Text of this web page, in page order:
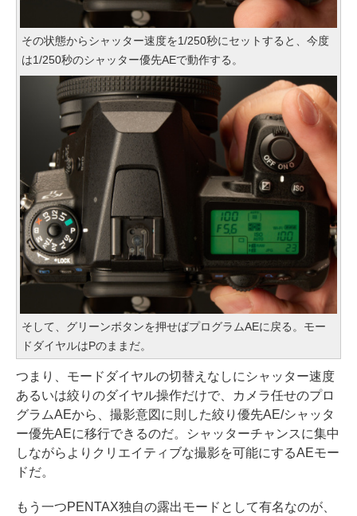
その状態からシャッター速度を1/250秒にセットすると、今度
は1/250秒のシャッター優先AEで動作する。
そして、グリーンボタンを押せばプログラムAEに戻る。モー
ドダイヤルはPのままだ。
つまり、モードダイヤルの切替えなしにシャッター速度
あるいは絞りのダイヤル操作だけで、カメラ任せのプロ
グラムAEから、撮影意図に則した絞り優先AE/シャッタ
ー優先AEに移行できるのだ。シャッターチャンスに集中
しながらよりクリエイティブな撮影を可能にするAEモー
ドだ。
もう一つPENTAX独自の露出モードとして有名なのが、